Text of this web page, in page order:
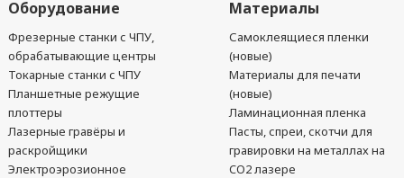
Оборудование
Фрезерные станки с ЧПУ,
обрабатывающие центры
Токарные станки с ЧПУ
Планшетные режущие
плоттеры
Лазерные гравёры и
раскройщики
Электроэрозионное
Материалы
Самоклеящиеся пленки
(новые)
Материалы для печати
(новые)
Ламинационная пленка
Пасты, спреи, скотчи для
гравировки на металлах на
CO2 лазере